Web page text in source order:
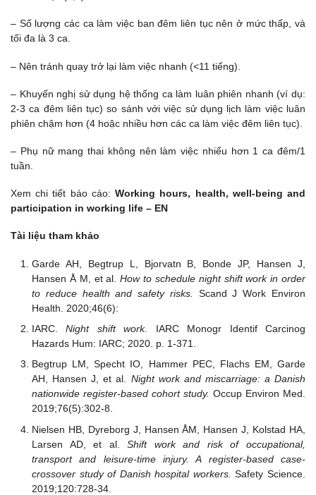
– Số lượng các ca làm việc ban đêm liên tục nên ở mức thấp, và
tối đa là 3 ca.
– Nên tránh quay trở lại làm việc nhanh (<11 tiếng).
– Khuyến nghị sử dụng hệ thống ca làm luân phiên nhanh (ví dụ:
2-3 ca đêm liên tục) so sánh với việc sử dụng lịch làm việc luân
phiên chậm hơn (4 hoặc nhiều hơn các ca làm việc đêm liên tục).
– Phụ nữ mang thai không nên làm việc nhiểu hơn 1 ca đêm/1
tuần.
Xem chi tiết báo cáo:Working hours, health, well-being and
participation in working life – EN
Tài liệu tham khảo
Garde AH, Begtrup L, Bjorvatn B, Bonde JP, Hansen J,
Hansen Å M, et al.How to schedule night shift work in order
to reduce health and safety risks. Scand J Work Environ
Health. 2020;46(6):
IARC.
Night shift work. IARC Monogr Identif Carcinog
Hazards Hum: IARC; 2020. p. 1-371.
Begtrup LM, Specht IO, Hammer PEC, Flachs EM, Garde
AH, Hansen J, et al. Night work and miscarriage: a Danish
nationwide register-based cohort study. Occup Environ Med.
2019;76(5):302-8.
Nielsen HB, Dyreborg J, Hansen ÅM, Hansen J, Kolstad HA,
Larsen AD, et al.Shift work and risk of occupational,
transport and leisure-time injury. A register-based case-
crossover study of Danish hospital workers.Safety Science.
2019;120:728-34.